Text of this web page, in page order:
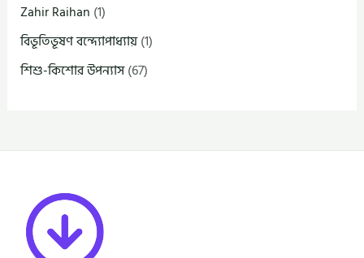
Zahir Raihan (1)
বিভূতিভূষণ বন্দ্যোপাধ্যায়(1)
শিশু-কিশোর উপন্যাস(67)